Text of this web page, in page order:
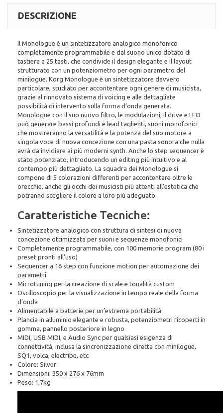
DESCRIZIONE
Il Monologue è un sintetizzatore analogico monofonico
completamente programmabile e dal suono unico dotato di
tastiera a 25 tasti, che condivide il design elegante e il layout
strutturato con un potenziometro per ogni parametro del
minilogue. Korg Monologue è un sintetizzatore davvero
particolare, studiato per accontentare ogni genere di musicista,
grazie al rinnovato sistema di voicing e alle dettagliate
possibilità di intervento sulla forma d’onda generata.
Monologue con il suo nuovo filtro, le modulazioni, il drive e LFO
può generare bassi profondi e lead taglienti, suoni monofonici
che mostreranno la versatilità e la potenza del suo motore a
singola voce di nuova concezione con una pasta sonora che nulla
avrà da invidiare ai più moderni synth. Anche lo step sequencer è
stato potenziato, introducendo un editing più intuitivo e al
contempo più dettagliato. La squadra dei Monologue si
compone di 5 colorazioni differenti per accontentare oltre le
orecchie, anche gli occhi dei musicisti più attenti all'estetica che
potranno scegliere il colore a loro più adeguato.
Caratteristiche Tecniche:
Sintetizzatore analogico con struttura di sintesi di nuova
concezione ottimizzata per suoni e sequenze monofonici
Completamente programmabile, con 100 memorie program (80 i
preset pronti all'uso)
Sequencer a 16 step con funzione motion per automazione dei
parametri
Microtuning per la creazione di scale e tonalità custom
Oscilloscopio per la visualizzazione in tempo reale della forma
d’onda
Alimentabile a batterie per un’estrema portabilità
Plancia in alluminio elegante e robusta, potenziometri ricoperti in
gomma, pannello posteriore in legno
MIDI, USB MIDI, e Audio Sync per qualsiasi esigenza di
connettività, inclusa la sincronizzazione diretta con minilogue,
SQ1, volca, electribe, etc
Colore: Silver
Dimensioni: 350 x 276 x 76mm
Peso: 1,7kg